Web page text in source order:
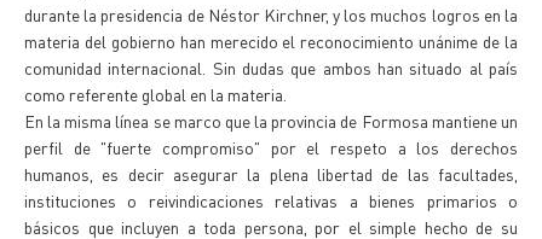
durante la presidencia de Néstor Kirchner, y los muchos logros en la
materia del gobierno han merecido el reconocimiento unánime de la
comunidad internacional. Sin dudas que ambos han situado al país
como referente global en la materia.
En la misma línea se marco que la provincia de Formosa mantiene un
perfil de "fuerte compromiso" por el respeto a los derechos
humanos, es decir asegurar la plena libertad de las facultades,
instituciones o reivindicaciones relativas a bienes primarios o
básicos que incluyen a toda persona, por el simple hecho de su